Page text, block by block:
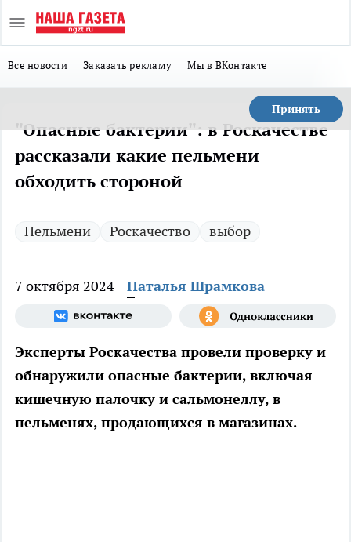
Все новости Заказать рекламу Мы в ВКонтакте
Принять
"Опасные бактерии": в Роскачестве
рассказали какие пельмени
обходить стороной
Пельмени Роскачество выбор
7 октября 2024 Наталья Шрамкова
Эксперты Роскачества провели проверку и
обнаружили опасные бактерии, включая
кишечную палочку и сальмонеллу, в
пельменях, продающихся в магазинах.